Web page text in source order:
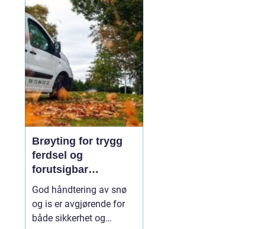
sparringspartner som gir
ro i magen og oversikt
over tallene. Når
økonomien er ryddig og
fristene h...
Brøyting for trygg
ferdsel og
forutsigbar
vinterdrift
God håndtering av snø
og is er avgjørende for
både sikkerhet og